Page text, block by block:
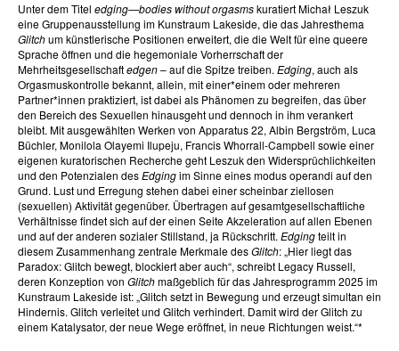
Unter dem Titel edging—bodies without orgasmskuratiert Michał Leszuk
eine Gruppenausstellung im Kunstraum Lakeside, die das Jahresthema
Glitchum künstlerische Positionen erweitert, die die Welt für eine queere
Sprache öffnen und die hegemoniale Vorherrschaft der
Mehrheitsgesellschaftedgen– auf die Spitze treiben. Edging, auch als
Orgasmuskontrolle bekannt, allein, mit einer*einem oder mehreren
Partner*innen praktiziert, ist dabei als Phänomen zu begreifen, das über
den Bereich des Sexuellen hinausgeht und dennoch in ihm verankert
bleibt. Mit ausgewählten Werken von Apparatus 22, Albin Bergström, Luca
Büchler, Monilola Olayemi Ilupeju, Francis Whorrall-Campbell sowie einer
eigenen kuratorischen Recherche geht Leszuk den Widersprüchlichkeiten
und den Potenzialen desEdgingim Sinne eines modus operandi auf den
Grund. Lust und Erregung stehen dabei einer scheinbar ziellosen
(sexuellen) Aktivität gegenüber. Übertragen auf gesamtgesellschaftliche
Verhältnisse findet sich auf der einen Seite Akzeleration auf allen Ebenen
und auf der anderen sozialer Stillstand, ja Rückschritt. Edgingteilt in
diesem Zusammenhang zentrale Merkmale desGlitch: „Hier liegt das
Paradox: Glitch bewegt, blockiert aber auch“, schreibt Legacy Russell,
deren Konzeption von Glitchmaßgeblich für das Jahresprogramm 2025 im
Kunstraum Lakeside ist: „Glitch setzt in Bewegung und erzeugt simultan ein
Hindernis. Glitch verleitet und Glitch verhindert. Damit wird der Glitch zu
einem Katalysator, der neue Wege eröffnet, in neue Richtungen weist.“*